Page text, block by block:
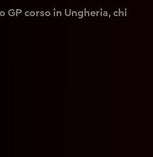
corso in Ungheria, chi